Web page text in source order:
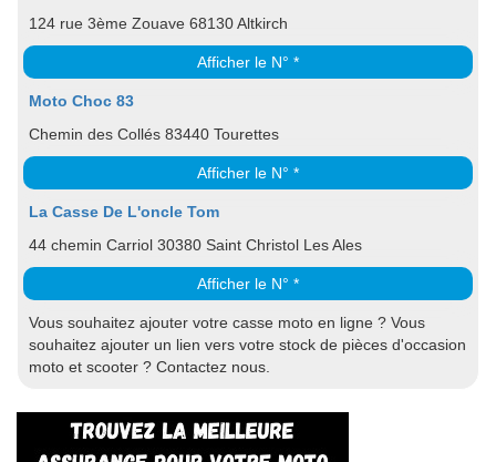
124 rue 3ème Zouave 68130 Altkirch
Afficher le N° *
Moto Choc 83
Chemin des Collés 83440 Tourettes
Afficher le N° *
La Casse De L'oncle Tom
44 chemin Carriol 30380 Saint Christol Les Ales
Afficher le N° *
Vous souhaitez ajouter votre casse moto en ligne ? Vous
souhaitez ajouter un lien vers votre stock de pièces d'occasion
moto et scooter ? Contactez nous.